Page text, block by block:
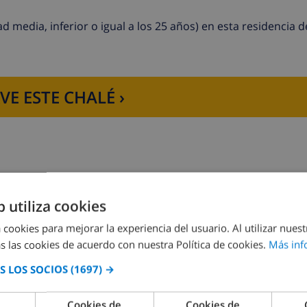
el domingo contactar con la agencia. El lugar de
cuna, trona, estancia de mascota, late check in
media, inferior o igual a los 25 años) en esta residencia
ESTE CHALÉ ›
Dormitorio 2:
utiliza cookies
cookies para mejorar la experiencia del usuario. Al utilizar
las cookies de acuerdo con nuestra Política de cookies. Más
LOS SOCIOS (1697) →